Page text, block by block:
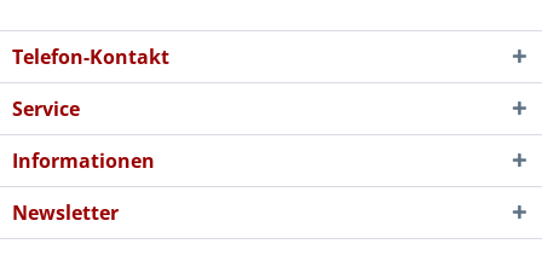
Telefon-Kontakt
Service
Informationen
Newsletter